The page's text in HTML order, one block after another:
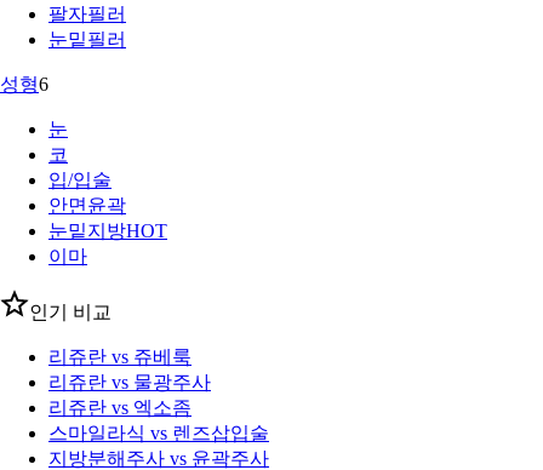
팔자필러
눈밑필러
성형6
눈
코
입/입술
안면윤곽
눈밑지방HOT
이마
인기 비교
리쥬란 vs 쥬베룩
리쥬란 vs 물광주사
리쥬란 vs 엑소좀
스마일라식 vs 렌즈삽입술
지방분해주사 vs 윤곽주사